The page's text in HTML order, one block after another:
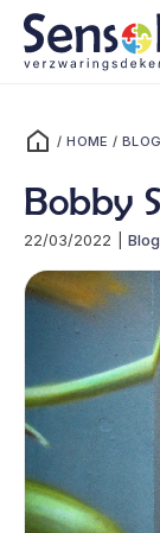
/HOME / BLOG
Bobby
22/03/2022 Blog